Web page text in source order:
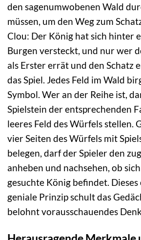
den sagenumwobenen Wald
müssen, um den Weg zum
Clou: Der König hat sich hinter
Burgen versteckt, und nur wer
als Erster errät und den Schatz
das Spiel. Jedes Feld im Wald
Symbol. Wer an der Reihe ist,
Spielstein der entsprechenden
leeres Feld des Würfels stellen.
vier Seiten des Würfels mit
belegen, darf der Spieler den
anheben und nachsehen, ob
gesuchte König befindet.
geniale Prinzip schult das
belohnt vorausschauendes